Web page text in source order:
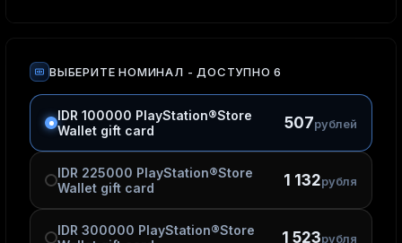
ВЫБЕРИТЕ НОМИНАЛ - ДОСТУПНО 6
IDR 100000 PlayStation®Store
Wallet gift card
507рублей
IDR 225000 PlayStation®Store
Wallet gift card
1 132рубля
IDR 300000 PlayStation®Store
1 523рубля